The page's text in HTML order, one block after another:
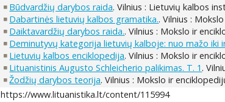
Būdvardžių darybos raida. Vilnius : Lietuvių kalbos
Dabartinės lietuvių kalbos gramatika.. Vilnius :
Daiktavardžių darybos raida.. Vilnius : Mokslo ir
Deminutyvų kategorija lietuvių kalboje: nuo mažo iki
Lietuvių kalbos enciklopedija. Vilnius : Mokslo ir
Lituanistinis Augusto Schleicherio palikimas. T. 1 .
Žodžių darybos teorija. Vilnius : Mokslo ir
https://www.lituanistika.lt/content/115994